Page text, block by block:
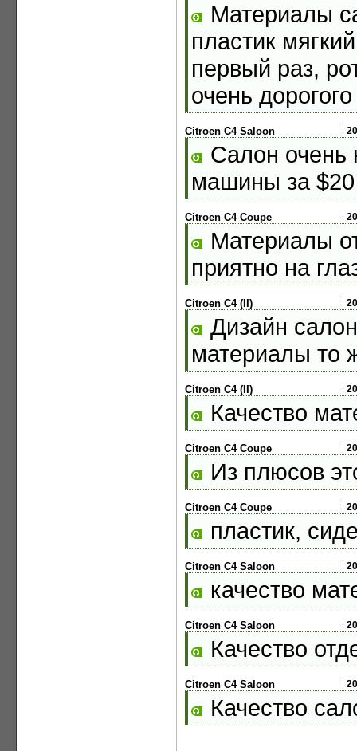
Материалы
пластик
первый раз,
очень
Citroen C4 Saloon
Салон очень
машины за $20
Citroen C4 Coupe
Материалы
приятно на
Citroen C4 (II)
Дизайн
материалы то
Citroen C4 (II)
Качество
Citroen C4 Coupe
Из плюсов
Citroen C4 Coupe
пластик,
Citroen C4 Saloon
качество
Citroen C4 Saloon
Качество
Citroen C4 Saloon
Качество